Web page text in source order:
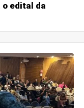
edital da